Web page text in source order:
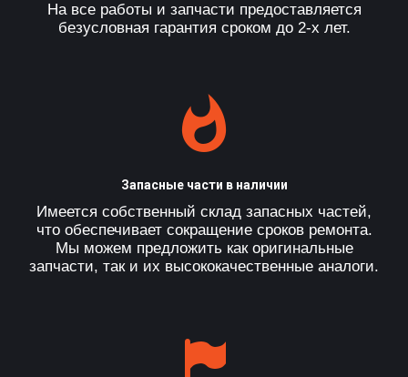
На все работы и запчасти предоставляется
безусловная гарантия сроком до 2-х лет.
Запасные части в наличии
Имеется собственный склад запасных частей,
что обеспечивает сокращение сроков ремонта.
Мы можем предложить как оригинальные
запчасти, так и их высококачественные аналоги.